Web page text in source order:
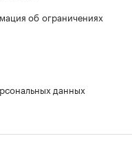
об ограничениях
данных